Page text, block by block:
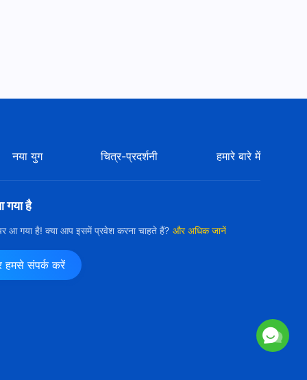
नया युग चित्र-प्रदर्शनी हमारे बारे में
गया है
पर आ गया है! क्या आप इसमें प्रवेश करना चाहते हैं? और अधिक जानें
हमसे संपर्क करें